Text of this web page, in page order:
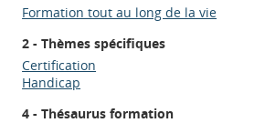
Formation tout au long de la vie
2 - Thèmes spécifiques
Certification
Handicap
4 - Thésaurus formation